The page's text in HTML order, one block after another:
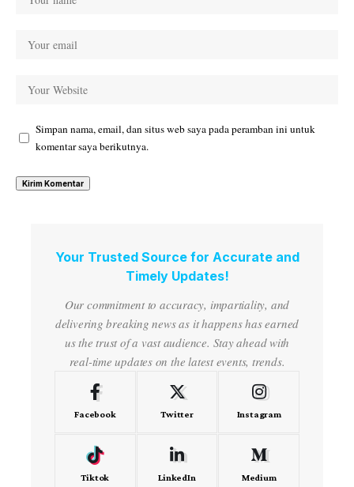
Simpan nama, email, dan situs web saya pada peramban ini untuk
komentar saya berikutnya.
Your Trusted Source for Accurate and
Timely Updates!
Our commitment to accuracy, impartiality, and
delivering breaking news as it happens has earned
us the trust of a vast audience. Stay ahead with
real-time updates on the latest events, trends.
Facebook Twitter Instagram
Tiktok LinkedIn Medium